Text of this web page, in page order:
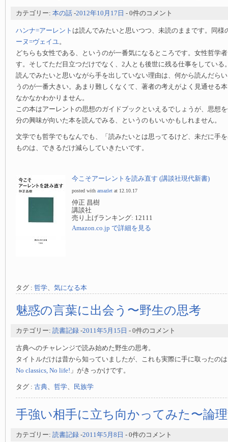
カテゴリー: 本の話 -2012年10月17日 - 0件のコメント
ハンナ=アーレント は読んでみたいと思いつつ、未読のままです。同様
ーヌ=ヴェイユ。
どちらも女性である、というのが一番気になるところです。女性哲学
す。そしてただ目立つだけでなく、2人とも後世に残る仕事をしている
読んでみたいと思いながら手を出していない理由は、何から読んだら
うのが一番大きい。あまり難しくなくて、著者の考えがよく見通せる
なかなかわかりません。
この本はアーレントの思想のガイドブックといえるでしょうが、思想
分の興味が向いた本を読んでみる、というのもいいかもしれません。
文学でも哲学でもなんでも、「読みたいとは思ってるけど、未だに手
ものは、できるだけ減らしていきたいです。
今こそアーレントを読み直す (講談社現代新書)
posted with amazlet at 12.10.17
仲正 昌樹
講談社
売り上げランキング: 12111
Amazon.co.jp で詳細を見る
タグ : 哲学、 気になる本
魅惑の言葉に出会う〜野生の思考
カテゴリー: 読書記録 -2011年5月15日 - 0件のコメント
古典へのチャレンジで読み始めた野生の思考。
タイトルだけは昔から知っていましたが、これも実際に手に取ったの
No classics, No life! 」がきっかけです。
タグ : 古典、 哲学、 民族学
手強い相手に立ち向かってみた〜論
カテゴリー: 読書記録 -2011年5月8日 - 0件のコメント